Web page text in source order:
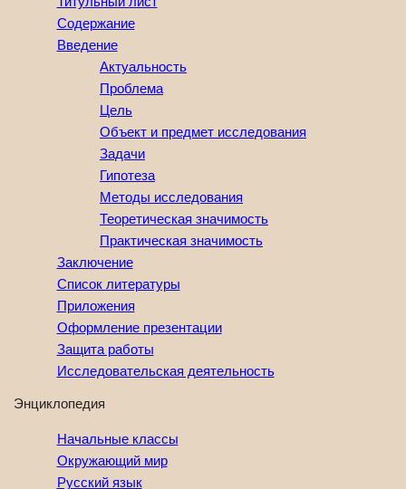
Содержание
Введение
Актуальность
Проблема
Цель
Объект и предмет исследования
Задачи
Гипотеза
Методы исследования
Теоретическая значимость
Практическая значимость
Заключение
Список литературы
Приложения
Оформление презентации
Защита работы
Исследовательская деятельность
Энциклопедия
Начальные классы
Окружающий мир
Русский язык